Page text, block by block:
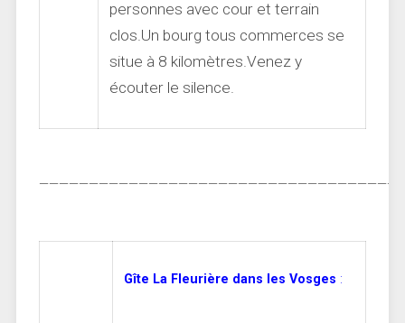
personnes avec cour et terrain
clos.Un bourg tous commerces se
situe à 8 kilomètres.Venez y
écouter le silence.
Gîte La Fleurière dans les Vosges :